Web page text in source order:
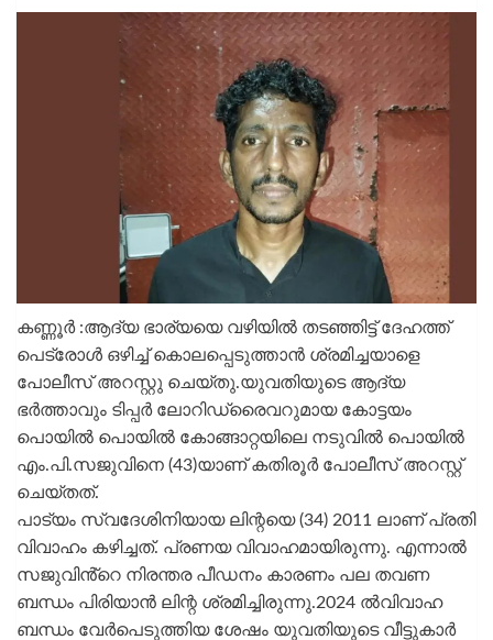
കണ്ണൂർ :ആദ്യ ഭാര്യയെ വഴിയിൽ തടഞ്ഞിട്ട് ദേഹത്ത്
പെട്രോൾ ഒഴിച്ച് കൊലപ്പെടുത്താൻ ശ്രമിച്ചയാളെ
പോലീസ് അറസ്റ്റു ചെയ്തു.യുവതിയുടെ ആദ്യ
ഭർത്താവും ടിപ്പർ ലോറിഡ്രൈവറുമായ കോട്ടയം
പൊയിൽ പൊയിൽ കോങ്ങാറ്റയിലെ നടുവിൽ പൊയിൽ
എം.പി.സജുവിനെ (43)യാണ് കതിരൂർ പോലീസ് അറസ്റ്റ്
ചെയ്തത്.
പാട്യം സ്വദേശിനിയായ ലിന്റയെ (34) 2011 ലാണ് പ്രതി
വിവാഹം കഴിച്ചത്. പ്രണയ വിവാഹമായിരുന്നു. എന്നാൽ
സജുവിൻ്റെ നിരന്തര പീഡനം കാരണം പല തവണ
ബന്ധം പിരിയാൻ ലിന്റ ശ്രമിച്ചിരുന്നു.2024 ൽവിവാഹ
ബന്ധം വേർപെടുത്തിയ ശേഷം യുവതിയുടെ വീട്ടുകാർ